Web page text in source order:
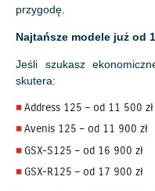
przygodę.
Najtańsze modele już od
Jeśli szukasz
skutera:
Address 125 – od 11 500 zł
Avenis 125 – od 11 900 zł
GSX-S125 – od 16 900 zł
GSX-R125 – od 17 900 zł